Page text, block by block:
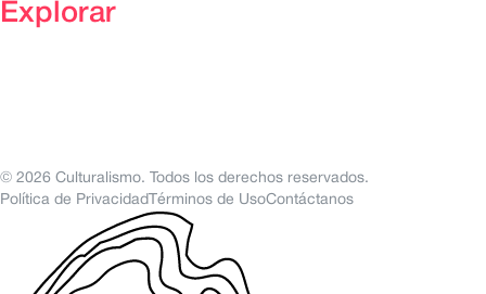
Explorar
© 2026 Culturalismo. Todos los derechos reservados.
Política de Privacidad Términos de UsoContáctanos